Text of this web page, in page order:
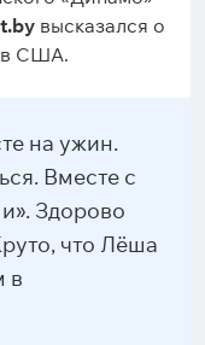
высказался о
в США.
на ужин.
Вместе с
Здорово
что Лёша
в